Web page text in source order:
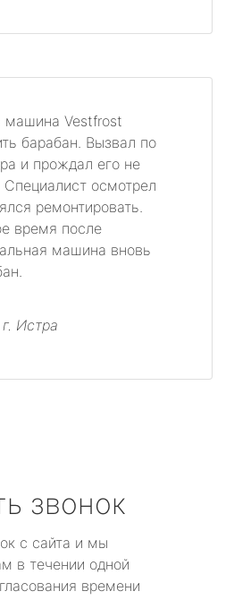
машина Vestfrost
барабан. Вызвал по
и прождал его не
осмотрел
ремонтировать.
время после
машина вновь
г. Истра
звонок
с сайта и мы
в течении одной
времени